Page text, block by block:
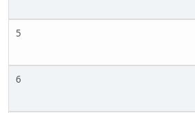
5
6